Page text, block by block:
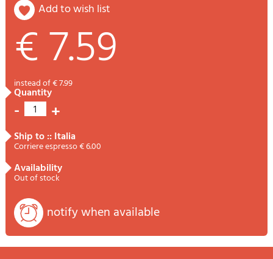
add to wish list
€ 7.59
instead of € 7.99
quantity
- 1 +
ship to :: Italia
Corriere espresso € 6.00
availability
Out of stock
notify when available